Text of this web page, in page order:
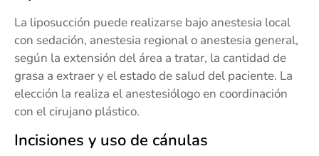
La liposucción puede realizarse bajo anestesia local
con sedación, anestesia regional o anestesia general,
según la extensión del área a tratar, la cantidad de
grasa a extraer y el estado de salud del paciente. La
elección la realiza el anestesiólogo en coordinación
con el cirujano plástico.
Incisiones y uso de cánulas